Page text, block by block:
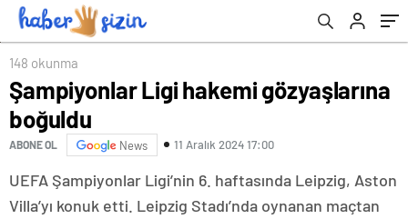
148 okunma
Şampiyonlar Ligi hakemi gözyaşlarına
boğuldu
ABONE OL News 11 Aralık 2024 17:00
UEFA Şampiyonlar Ligi’nin 6. haftasında Leipzig, Aston
Villa’yı konuk etti. Leipzig Stadı’nda oynanan maçtan